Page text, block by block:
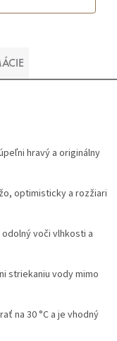
hravý a originálny
optimisticky a rozžiari
voči vlhkosti a
striekaniu vody mimo
na 30 °C a je vhodný